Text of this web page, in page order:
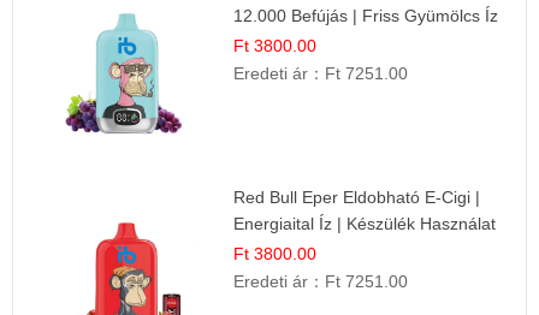
12.000 Befújás | Friss Gyümölcs Íz
Ft 3800.00
Eredeti ár： Ft 7251.00
Red Bull Eper Eldobható E-Cigi |
Energiaital Íz | Készülék Használat
Ft 3800.00
Eredeti ár： Ft 7251.00